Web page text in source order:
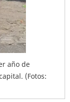
año de
(Fotos: